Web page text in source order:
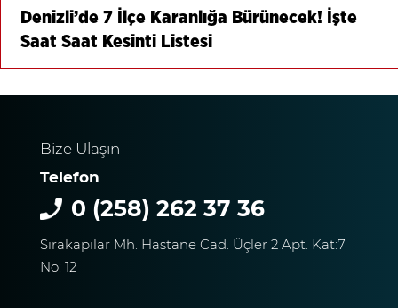
Denizli’de 7 İlçe Karanlığa Bürünecek! İşte
Saat Saat Kesinti Listesi
Bize Ulaşın
Telefon
0 (258) 262 37 36
Sırakapılar Mh. Hastane Cad. Üçler 2 Apt. Kat:7
No: 12